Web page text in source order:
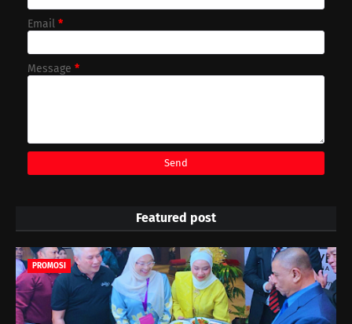
Email *
Message *
Featured post
PROMOSI